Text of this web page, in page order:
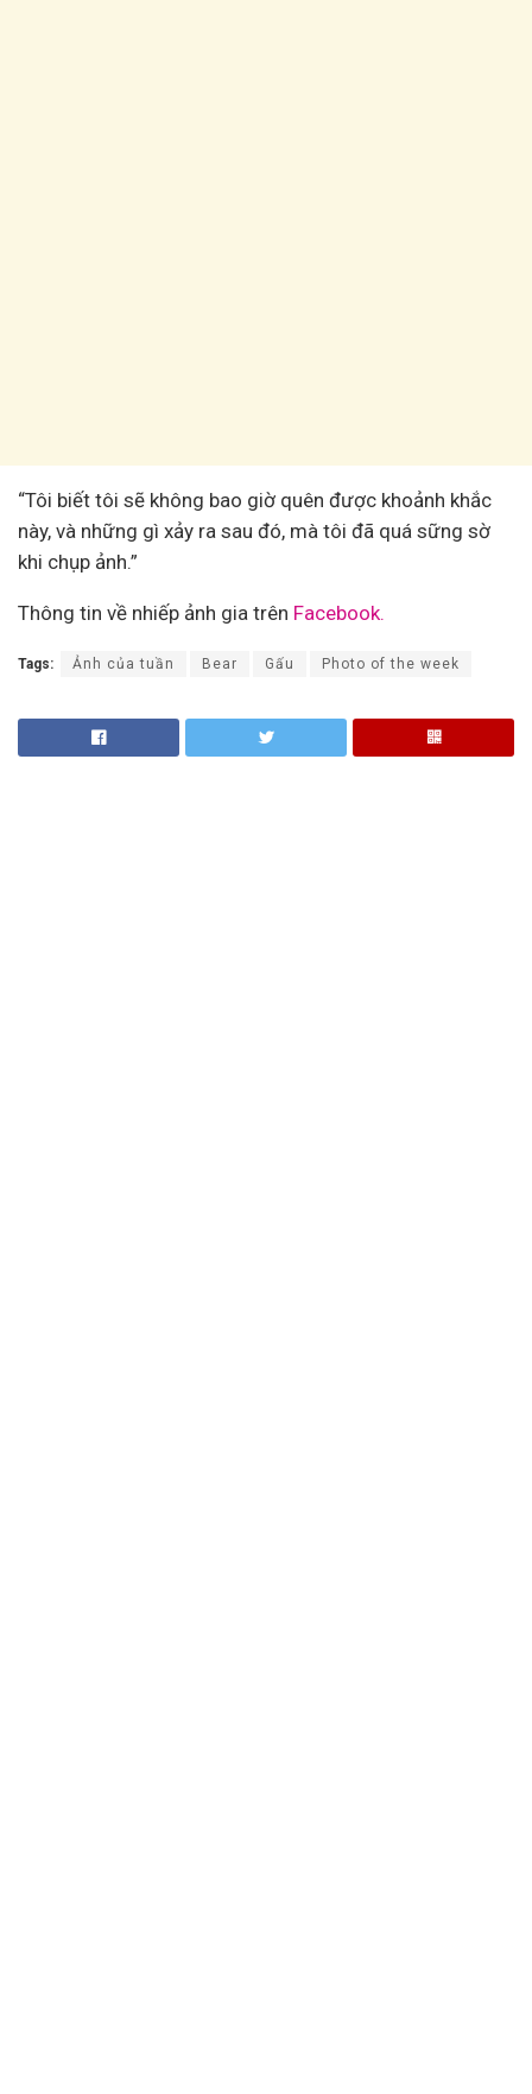
“Tôi biết tôi sẽ không bao giờ quên được khoảnh khắc
này, và những gì xảy ra sau đó, mà tôi đã quá sững sờ
khi chụp ảnh.”
Thông tin về nhiếp ảnh gia trên Facebook.
Tags: Ảnh của tuần Bear Gấu Photo of the week